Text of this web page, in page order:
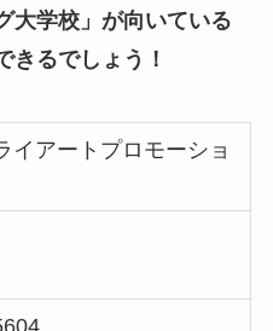
大学校」が向いている
きるでしょう！
イアートプロモーショ